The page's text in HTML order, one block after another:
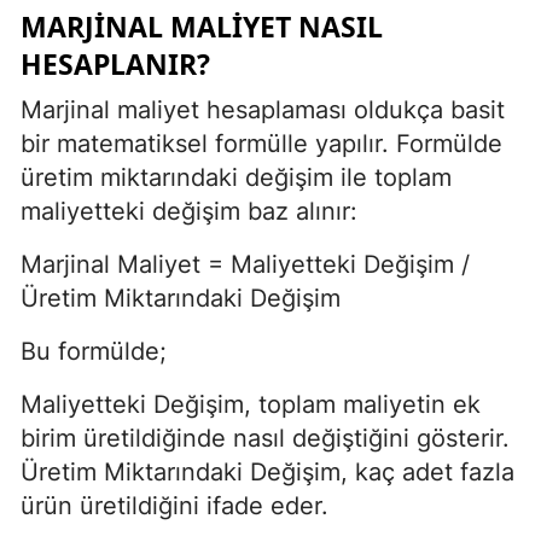
MARJINAL MALIYET NASIL
HESAPLANIR?
Marjinal maliyet hesaplaması oldukça basit
bir matematiksel formülle yapılır. Formülde
üretim miktarındaki değişim ile toplam
maliyetteki değişim baz alınır:
Marjinal Maliyet = Maliyetteki Değişim /
Üretim Miktarındaki Değişim
Bu formülde;
Maliyetteki Değişim, toplam maliyetin ek
birim üretildiğinde nasıl değiştiğini gösterir.
Üretim Miktarındaki Değişim, kaç adet fazla
ürün üretildiğini ifade eder.